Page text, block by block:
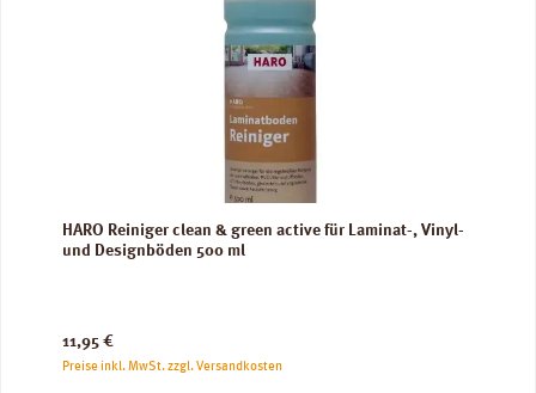
HARO Reiniger clean & green active für Laminat-, Vinyl-
und Designböden 500 ml
Regulärer Preis:
11,95 €
Preise inkl. MwSt. zzgl. Versandkosten